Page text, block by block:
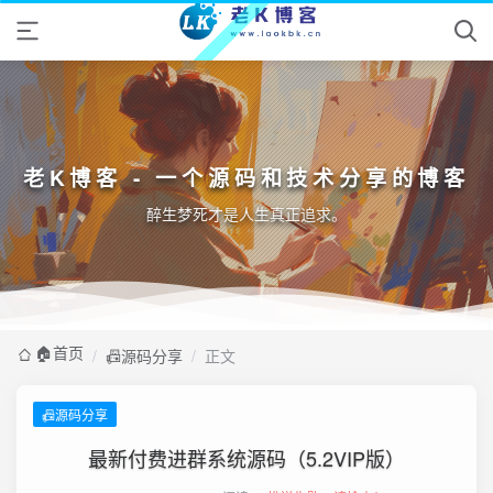
老K博客 - 一个源码和技术分享的博客
醉生梦死才是人生真正追求。
🏠️首页 / 📠源码分享 / 正文
📠源码分享
最新付费进群系统源码（5.2VIP版）